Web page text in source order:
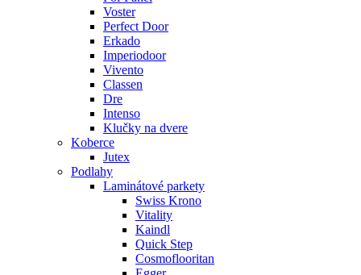
Voster
Perfect Door
Erkado
Imperiodoor
Vivento
Classen
Dre
Intenso
Klučky na dvere
Koberce
Jutex
Podlahy
Laminátové parkety
Swiss Krono
Vitality
Kaindl
Quick Step
Cosmoflooritan